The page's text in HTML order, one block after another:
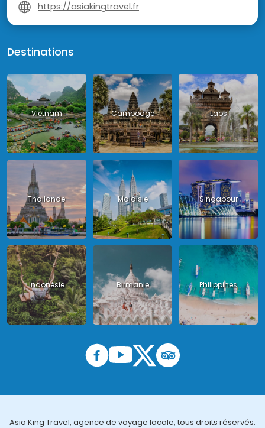
https://asiakingtravel.fr
Destinations
Vietnam Cambodge Laos
Thailande Malaisie Singapour
Indonésie Birmanie Philippines
Asia King Travel, agence de voyage locale, tous droits réservés.